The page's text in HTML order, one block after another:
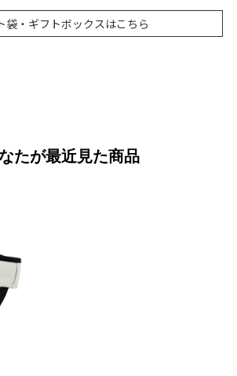
袋・ギフトボックスはこちら
たが最近見た商品